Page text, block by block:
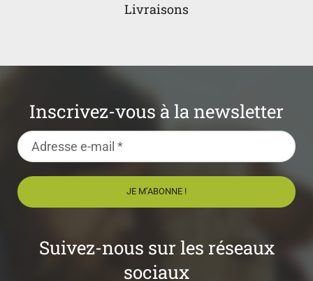
Livraisons
Inscrivez-vous à la newsletter
Suivez-nous sur les réseaux
sociaux